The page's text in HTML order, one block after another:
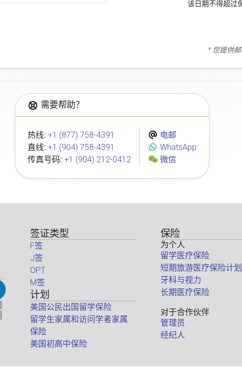
该日期不得超过
* 您提供
需要帮助？
热线: +1 (877) 758-4391
直线: +1 (904) 758-4391
传真号码: +1 (904) 212-0412
电邮
WhatsApp
微信
签证类型
F签
J签
OPT
M签
计划
美国公民出国留学保险
留学生家属和访问学者家属
保险
美国初高中保险
保险
为个人
留学医疗保险
短期旅游医疗保险计划
牙科与视力
长期医疗保险
对于合作伙伴
管理员
经纪人